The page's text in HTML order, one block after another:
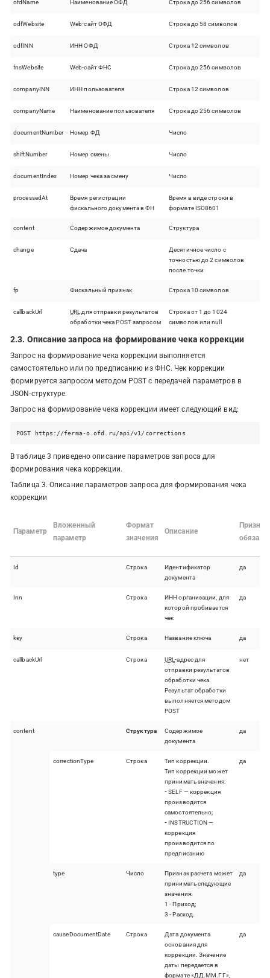
ofdName Наименование ОФД Строка до 256 символов
odfWebsite Web-сайт ОФД Строка до 58 символов
odfINN ИНН ОФД Строка 12 символов
fnsWebsite Web-сайт ФНС Строка до 256 символов
companyINN ИНН пользователя Строка 12 символов
companyName Наименование пользователя Строка до 256 символов
documentNumber Номер ФД Число
shiftNumber Номер смены Число
documentIndex Номер чека за смену Число
processedAt
Время регистрации
фискального документа в ФН
Время в виде строки в
формате ISO8601
content Содержимое документа Структура
change Сдача
Десятичное число с
точностью до 2 символов
после точки
fp Фискальный признак Строка 10 символов
callbackUrl URL для отправки результатов
обработки чека POST запросом
Строка от 1 до 1024
символов или null
2.3. Описание запроса на формирование чека коррекции
Запрос на формирование чека коррекции выполняется
самостоятельно или по предписанию из ФНС. Чек коррекции
формируется запросом методом POST с передачей параметров в
JSON-структуре.
Запрос на формирование чека коррекции имеет следующий вид:
POST https://ferma-o.ofd.ru/api/v1/corrections
В таблице 3 приведено описание параметров запроса для
формирования чека коррекции.
Таблица 3. Описание параметров запроса для формирования чека
коррекции
Параметр
Вложенный
параметр
Формат
значения
Описание
Признак
Id Строка
Идентификатор
документа
да
Inn Строка
ИНН организации, для
которой пробивается
чек
да
key Строка Название ключа да
callbackUrl Строка URL-адрес для
отправки результатов
обработки чека.
Результат обработки
выполняется методом
POST
нет
content Структура
Содержимое
документа
да
correctionType Строка
Тип коррекции.
Тип коррекции может
принимать значения:
-SELF — коррекция
производится
самостоятельно;
- INSTRUCTION —
коррекция
производится по
предписанию
да
type Число
Признак расчета может
принимать следующие
значения:
1 - Приход;
3 - Расход.
да
causeDocumentDate Строка
Дата документа
основания для
коррекции. Значение
даты передается в
формате «ДД.ММ.ГГ»,
да